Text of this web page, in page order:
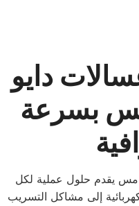
دايو
بسرعة
يقدم حلول عملية لكل
إلى مشاكل التسريب